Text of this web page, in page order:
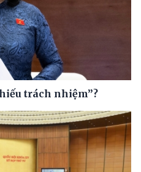
trách nhiệm”?